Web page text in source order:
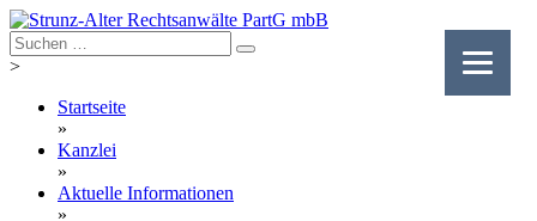
Skip
to
content
>
Startseite
»
Kanzlei
»
Aktuelle Informationen
»